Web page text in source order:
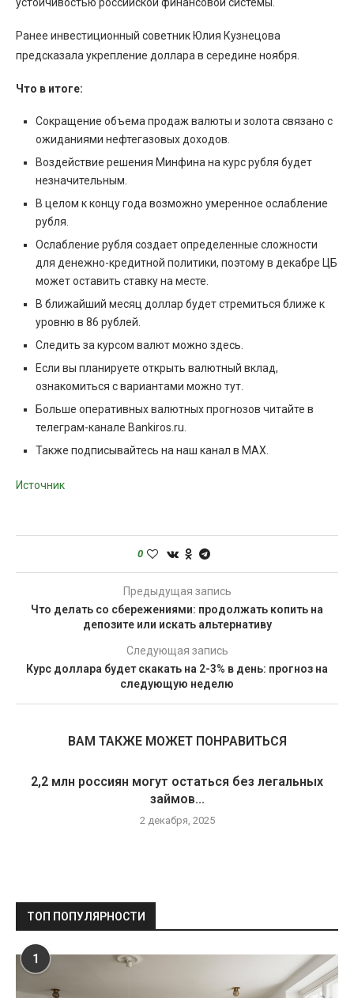
Ранее инвестиционный советник Юлия Кузнецова
предсказала укрепление доллара в середине ноября.
Что в итоге:
Сокращение объема продаж валюты и золота связано с
ожиданиями нефтегазовых доходов.
Воздействие решения Минфина на курс рубля будет
незначительным.
В целом к концу года возможно умеренное ослабление
рубля.
Ослабление рубля создает определенные сложности
для денежно-кредитной политики, поэтому в декабре ЦБ
может оставить ставку на месте.
В ближайший месяц доллар будет стремиться ближе к
уровню в 86 рублей.
Следить за курсом валют можно здесь.
Если вы планируете открыть валютный вклад,
ознакомиться с вариантами можно тут.
Больше оперативных валютных прогнозов читайте в
телеграм-канале Bankiros.ru.
Также подписывайтесь на наш канал в MAX.
Источник
0
Предыдущая запись
Что делать со сбережениями: продолжать копить на
депозите или искать альтернативу
Следующая запись
Курс доллара будет скакать на 2-3% в день: прогноз на
следующую неделю
ВАМ ТАКЖЕ МОЖЕТ ПОНРАВИТЬСЯ
2,2 млн россиян могут остаться без легальных
займов...
2 декабря, 2025
ТОП ПОПУЛЯРНОСТИ
1